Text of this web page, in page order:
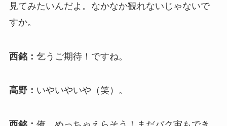
見てみたいんだよ。なかなか観れないじゃないで
すか。
西銘： 乞うご期待！ですね。
高野： いやいやいや（笑）。